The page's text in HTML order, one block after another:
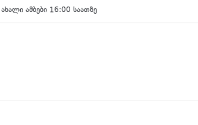
ახალი ამბები 15:00 საათზე